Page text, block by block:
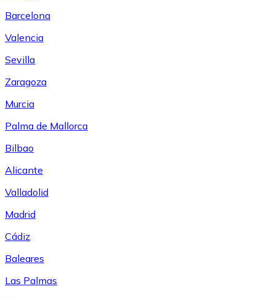
Barcelona
Valencia
Sevilla
Zaragoza
Murcia
Palma de Mallorca
Bilbao
Alicante
Valladolid
Madrid
Cádiz
Baleares
Las Palmas